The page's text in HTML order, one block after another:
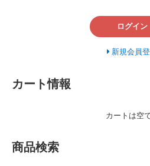
ログイン
新規会員
カート情報
カートは空
商品検索